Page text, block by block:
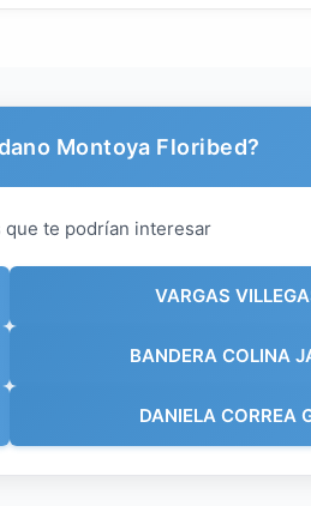
Montoya Floribed?
te podrían interesar
VARGAS
BANDERA COLINA
DANIELA CORREA